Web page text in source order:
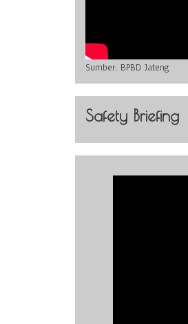
Sumber: BPBD Jateng
Safety Briefing